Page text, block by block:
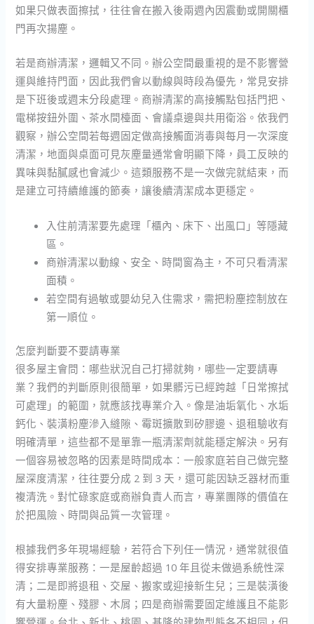
如果只做表面擦拭，往往會在搬入後兩週內因震動或開關櫃
門再次揚塵。
若是商辦清潔，邏輯又不同。辦公空間最重視的是不影響營
運與維持門面，因此我們會以動線與時段為優先，常見安排
是下班後或週末分段處理。商辦清潔的高接觸點包括門把、
電梯按鈕外圍、茶水間檯面、會議桌邊與共用衛浴。依我們
觀察，辦公空間若每週固定做高接觸面消毒與每月一次深度
清潔，地面與桌面可見灰塵量通常會明顯下降，員工反映的
異味與黏膩感也會減少。這類服務不是一次做完就結束，而
是建立可持續維護的節奏，讓後續清潔成本更穩定。
入住前清潔要先處理「櫃內、床下、出風口」等隱藏
區。
商辦清潔以動線、安全、時間窗為主，不可只看清潔
面積。
若空間有過敏或嬰幼兒入住需求，需把粉塵控制放在
第一順位。
怎麼判斷要不要請專業
很多屋主會問：哪些狀況自己打掃就夠，哪些一定要請專
業？我們的判斷原則很簡單，如果髒污已經跨越「日常擦拭
可處理」的範圍，就應該找專業介入。像是油垢氧化、水垢
鈣化、裝潢粉塵滲入縫隙、霉斑擴散到矽膠邊、退租驗收有
明確清單，這些都不是單靠一瓶清潔劑就能穩定解決。另有
一個容易被忽略的因素是時間成本：一般家庭若自己做完整
屋深度清潔，往往要分成 2 到 3 天，還可能因缺乏器材而重
複清洗。對忙碌家庭或商辦負責人而言，專業團隊的價值在
於把風險、時間與品質一次管理。
根據我們多年現場經驗，若符合下列任一情況，通常就很值
得安排專業服務：一是屋齡超過 10 年且從未做過系統性深
清；二是即將退租、交屋、搬家或迎接新生兒；三是裝潢後
有大量粉塵、殘膠、木屑；四是商辦需要固定維護且不能影